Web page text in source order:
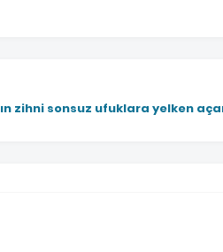
zihni sonsuz ufuklara yelken